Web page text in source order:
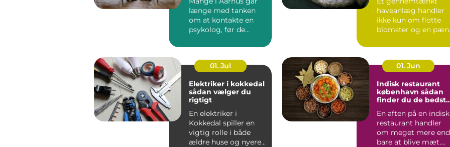
længe med tanken
om at kontakte en
psykolog, før de
haveanlæg handler
ikke kun om flotte
blomster og en pæn
01. Jul
Elektriker i kokkedal
sådan vælger du
rigtigt
En elektriker i
Kokkedal spiller en
vigtig rolle i både
ældre huse og nyere
01. Jun
Indisk restaurant
københavn sådan
finder du de bedste
En aften på en indisk
restaurant handler
om meget mere end
bare at blive mæt.